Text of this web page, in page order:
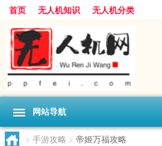
首页 无人机知识 无人机分类
网站导航
> 手游攻略 > 帝姬万福攻略